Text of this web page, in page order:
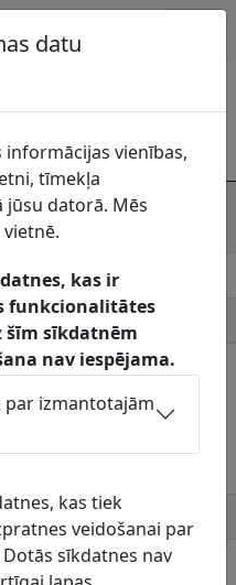
pārvalde
Lazdukalna pag.,
4577
plāns:
ūdensvads,
siltumtīkli: attiecīgā
datu
informācijas vienības,
tīmekļa
datorā. Mēs
kas ir
funkcionalitātes
šīm sīkdatnēm
nav iespējama.
par izmantotajām
kas tiek
veidošanai par
sīkdatnes nav